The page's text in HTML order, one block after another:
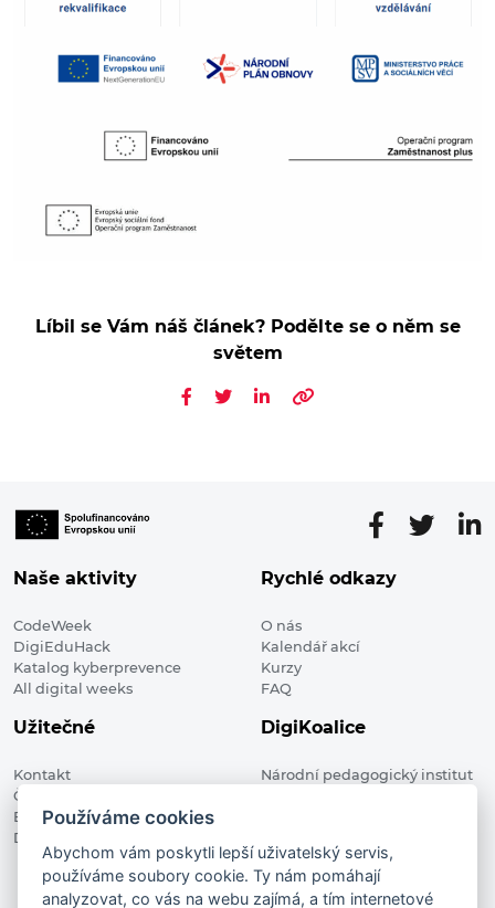
Líbil se Vám náš článek? Podělte se o něm se
světem
Naše aktivity
CodeWeek
DigiEduHack
Katalog kyberprevence
All digital weeks
Rychlé odkazy
O nás
Kalendář akcí
Kurzy
FAQ
Užitečné
Kontakt
Členské organizace
Blog
Digitalizace ve vzdělávání
DigiKoalice
Národní pedagogický institut
DigiKoalice 2021. All rights reserved
Používáme cookies
Abychom vám poskytli lepší uživatelský servis,
používáme soubory cookie. Ty nám pomáhají
analyzovat, co vás na webu zajímá, a tím internetové